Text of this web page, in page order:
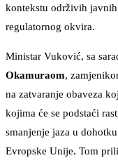
kontekstu održivih
regulatornog okvira.
Ministar Vuković, sa
Okamuraom,
na zatvaranje obaveza
kojima će se podstaći
smanjenje jaza u
Evropske Unije. Tom